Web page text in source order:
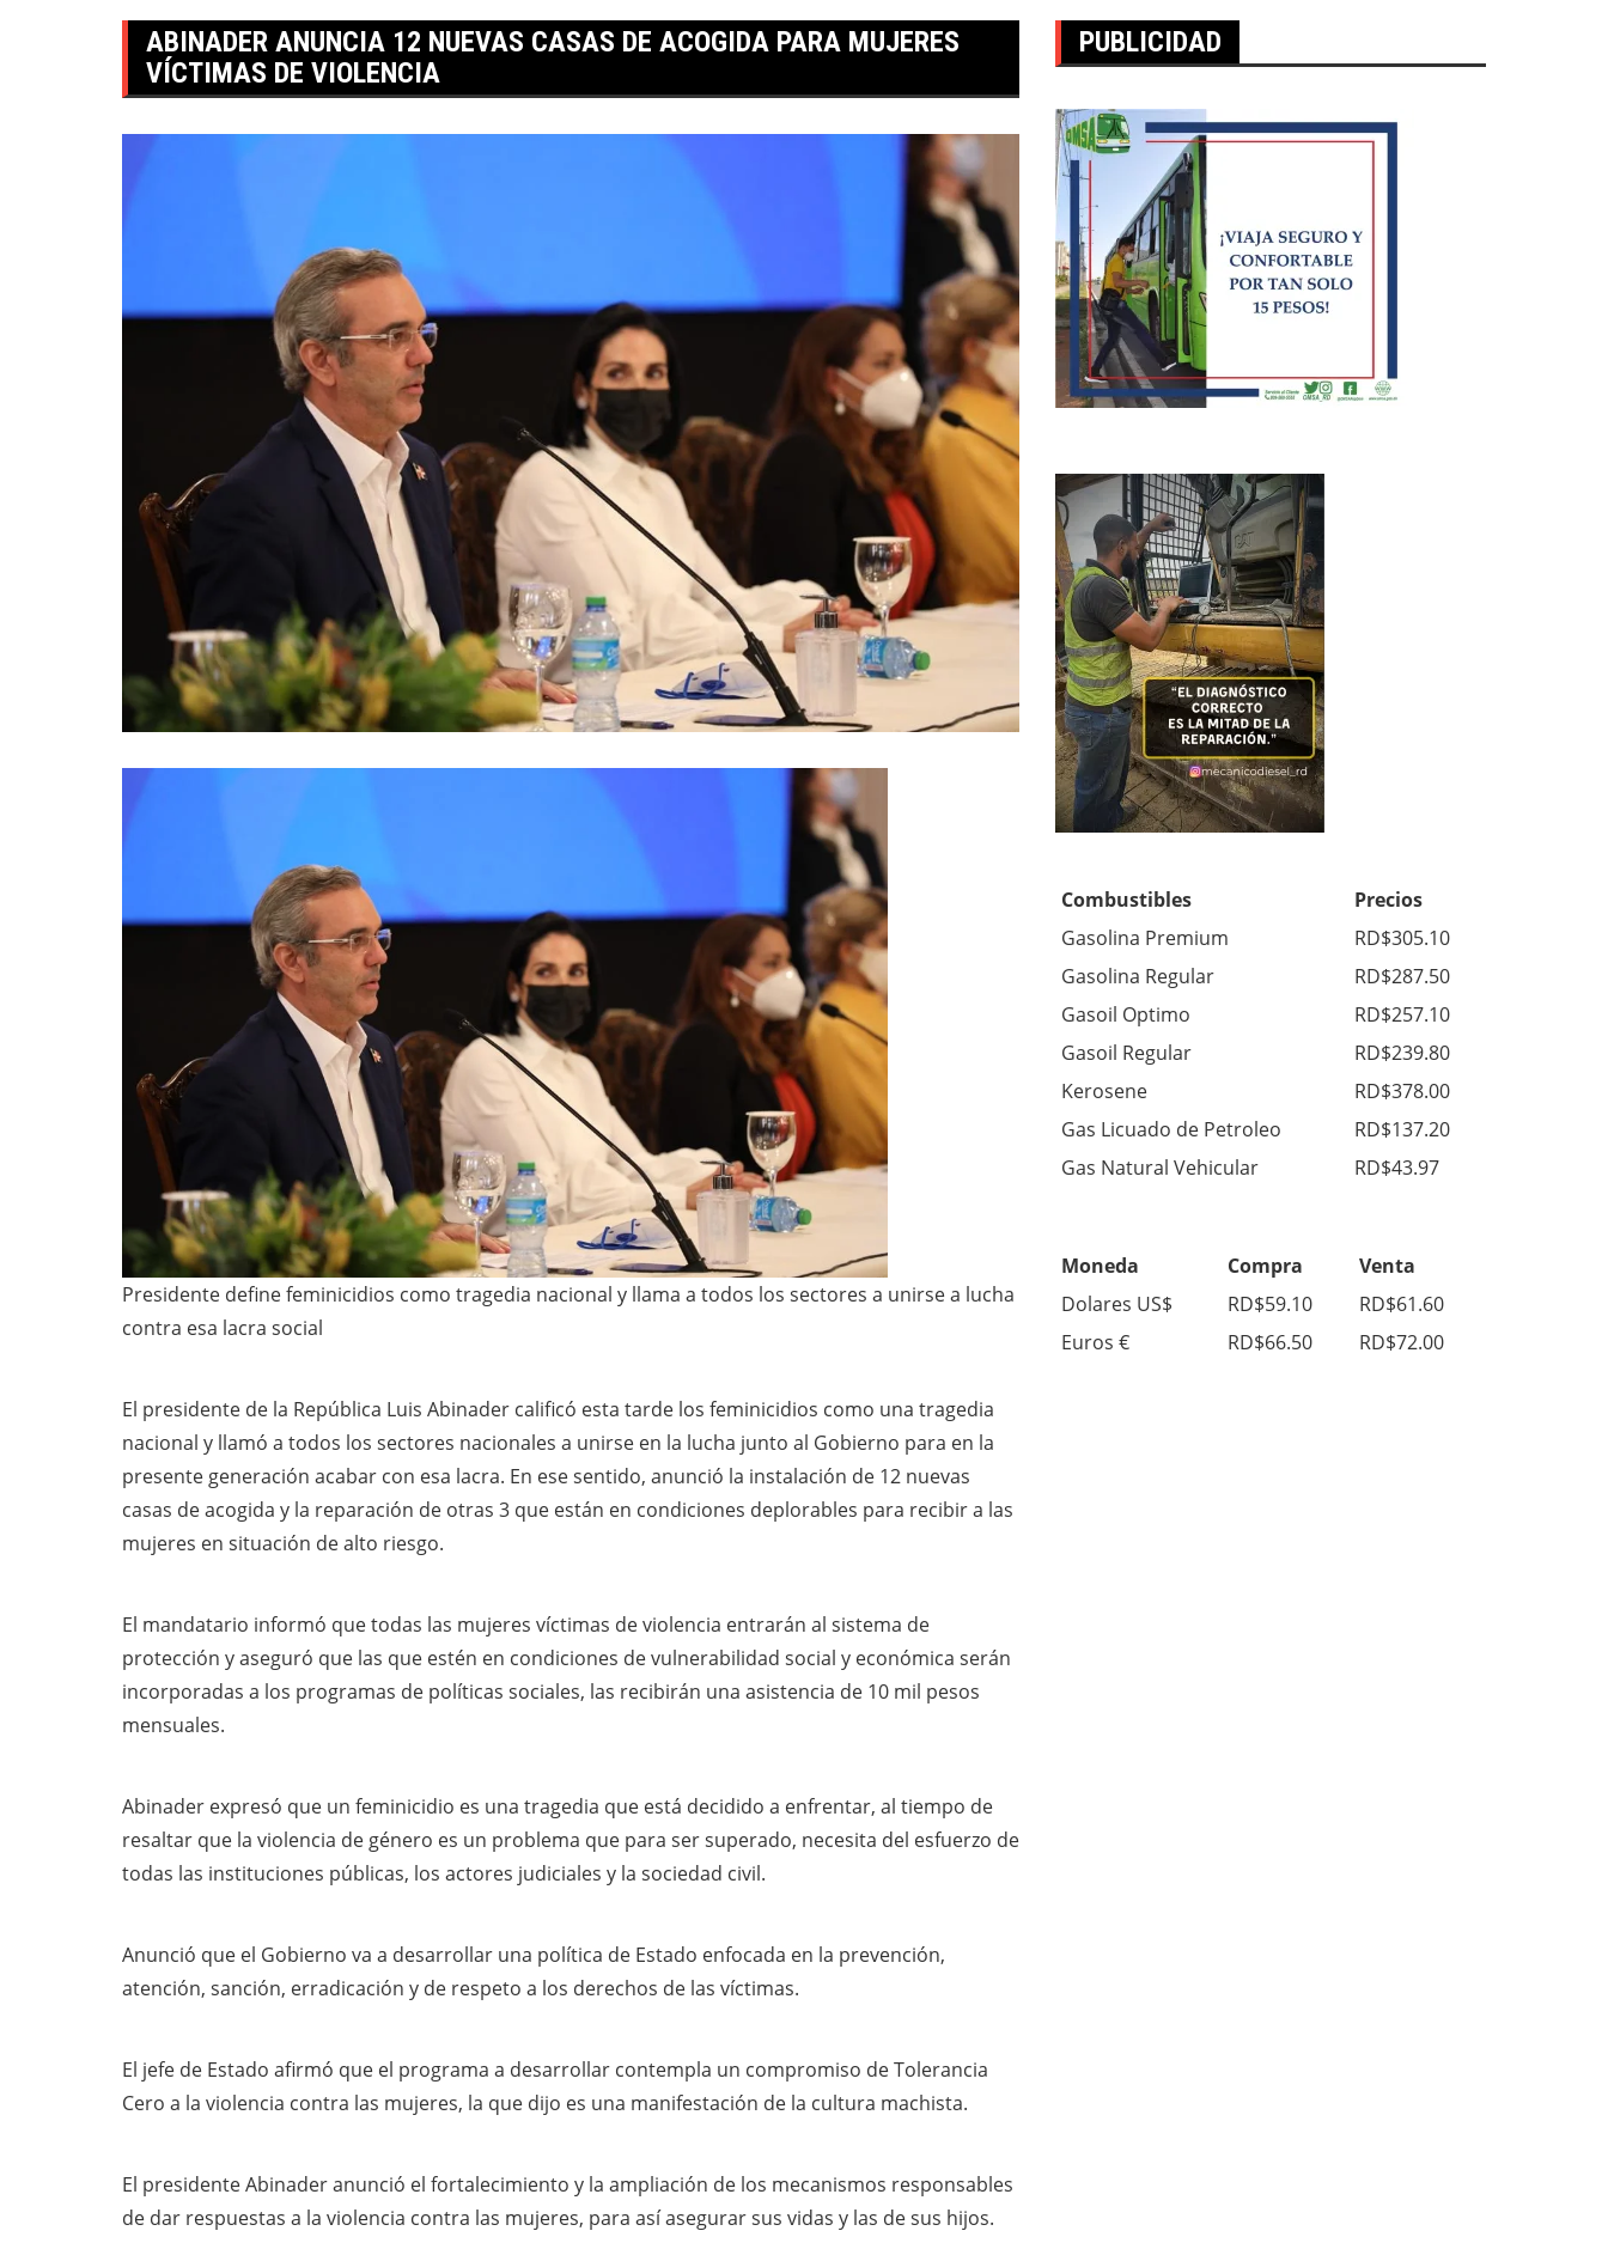
ABINADER ANUNCIA 12 NUEVAS CASAS DE ACOGIDA PARA MUJERES
VÍCTIMAS DE VIOLENCIA
Presidente define feminicidios como tragedia nacional y llama a todos los sectores a unirse a lucha
contra esa lacra social
El presidente de la República Luis Abinader calificó esta tarde los feminicidios como una tragedia
nacional y llamó a todos los sectores nacionales a unirse en la lucha junto al Gobierno para en la
presente generación acabar con esa lacra. En ese sentido, anunció la instalación de 12 nuevas
casas de acogida y la reparación de otras 3 que están en condiciones deplorables para recibir a las
mujeres en situación de alto riesgo.
El mandatario informó que todas las mujeres víctimas de violencia entrarán al sistema de
protección y aseguró que las que estén en condiciones de vulnerabilidad social y económica serán
incorporadas a los programas de políticas sociales, las recibirán una asistencia de 10 mil pesos
mensuales.
Abinader expresó que un feminicidio es una tragedia que está decidido a enfrentar, al tiempo de
resaltar que la violencia de género es un problema que para ser superado, necesita del esfuerzo de
todas las instituciones públicas, los actores judiciales y la sociedad civil.
Anunció que el Gobierno va a desarrollar una política de Estado enfocada en la prevención,
atención, sanción, erradicación y de respeto a los derechos de las víctimas.
El jefe de Estado afirmó que el programa a desarrollar contempla un compromiso de Tolerancia
Cero a la violencia contra las mujeres, la que dijo es una manifestación de la cultura machista.
El presidente Abinader anunció el fortalecimiento y la ampliación de los mecanismos responsables
de dar respuestas a la violencia contra las mujeres, para así asegurar sus vidas y las de sus hijos.
PUBLICIDAD
Combustibles
Precios
Gasolina Premium
RD$305.10
Gasolina Regular
RD$287.50
Gasoil Optimo
RD$257.10
Gasoil Regular
RD$239.80
Kerosene
RD$378.00
Gas Licuado de Petroleo
RD$137.20
Gas Natural Vehicular
RD$43.97
Moneda Compra
Venta
Dolares US$
RD$59.10
RD$61.60
Euros €
RD$66.50 RD$72.00